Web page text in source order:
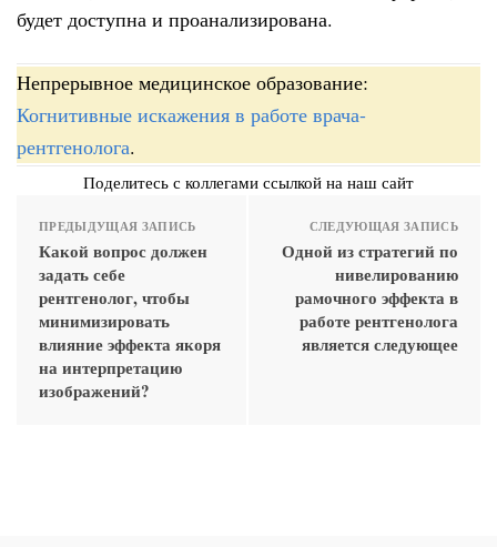
будет доступна и проанализирована.
Непрерывное медицинское образование:
Когнитивные искажения в работе врача-
рентгенолога.
Поделитесь с коллегами ссылкой на наш сайт
ПРЕДЫДУЩАЯ ЗАПИСЬ
Какой вопрос должен
задать себе
рентгенолог, чтобы
минимизировать
влияние эффекта якоря
на интерпретацию
изображений?
СЛЕДУЮЩАЯ ЗАПИСЬ
Одной из стратегий по
нивелированию
рамочного эффекта в
работе рентгенолога
является следующее